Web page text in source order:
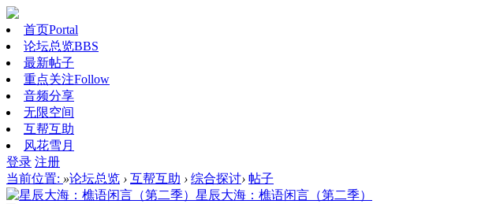
首页Portal
论坛总览BBS
最新帖子
重点关注Follow
音频分享
无限空间
互帮互助
风花雪月
登录 注册
当前位置: »论坛总览 › 互帮互助 › 综合探讨› 帖子
星辰大海：樵语闲言（第二季）